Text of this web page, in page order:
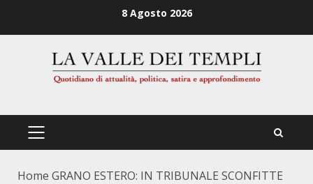
8 Agosto 2026
PRIMÄRES
Home GRANO ESTERO: IN TRIBUNALE SCONFITTE